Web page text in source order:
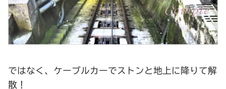
ではなく、ケーブルカーでストンと地上に降りて解
散！